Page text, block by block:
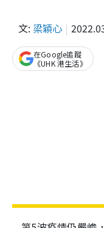
文: 梁穎心
在Google追蹤
《UHK 港生活》